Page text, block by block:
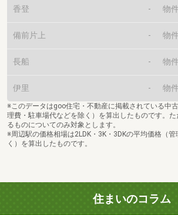
香登 - 物
備前片上 - 物
長船 - 物
伊里 - 物
※このデータはgoo住宅・不動産に掲載されている中
理費・駐車場代などを除く）を算出したものです。
るものについてのみ対象とします。
※周辺駅の価格相場は2LDK・3K・3DKの平均価格（
く）を算出したものです。
住まいのコラム